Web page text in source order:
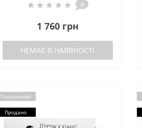
0
1 760 грн
НЕМАЄ В НАЯВНОСТІ
Популярний
Продано